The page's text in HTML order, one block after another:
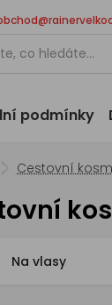
podmínky
Cestovní
Na vlasy